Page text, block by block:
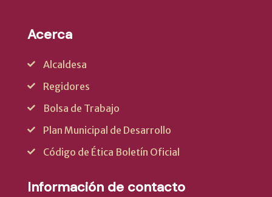
Acerca
Alcaldesa
Regidores
Bolsa de Trabajo
Plan Municipal de Desarrollo
Código de Ética Boletín Oficial
Información de contacto